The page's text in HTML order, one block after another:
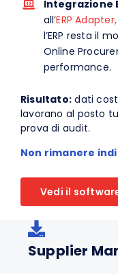
Integrazione
all’ERP Adapter,
l’ERP resta il
Online
performance.
Risultato: dati
lavorano al posto
prova di audit.
Non rimanere
Vedi il
Supplier